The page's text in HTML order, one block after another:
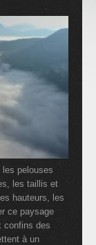
pelouses
les taillis et
hauteurs, les
ce paysage
confins des
à un